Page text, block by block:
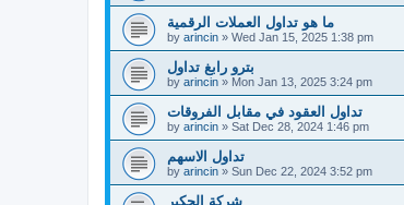
ما هو تداول العملات الرقمية
by arincin » Wed Jan 15, 2025 1:38 pm
بترو رابغ تداول
by arincin » Mon Jan 13, 2025 3:24 pm
تداول العقود في مقابل الفروقات
by arincin » Sat Dec 28, 2024 1:46 pm
تداول الاسهم
by arincin » Sun Dec 22, 2024 3:52 pm
شركة الحكير